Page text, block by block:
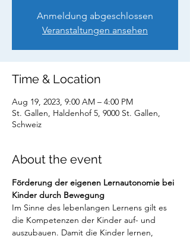
Anmeldung abgeschlossen
Veranstaltungen ansehen
Time & Location
Aug 19, 2023, 9:00 AM – 4:00 PM
St. Gallen, Haldenhof 5, 9000 St. Gallen,
Schweiz
About the event
Förderung der eigenen Lernautonomie bei
Kinder durch Bewegung
Im Sinne des lebenlangen Lernens gilt es
die Kompetenzen der Kinder auf- und
auszubauen. Damit die Kinder lernen,